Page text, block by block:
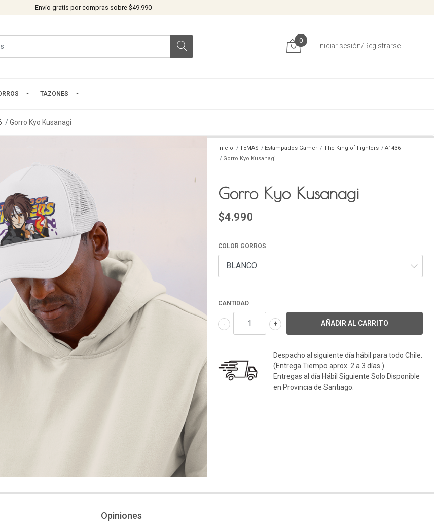
Envío gratis por compras sobre $49.990
0
Iniciar sesión/Registrarse
TAZONES
Gorro Kyo Kusanagi
Inicio TEMAS Estampados Gamer The King of Fighters
A1436
Gorro Kyo Kusanagi
Gorro Kyo Kusanagi
$4.990
COLOR GORROS
CANTIDAD
+
-
Despacho al siguiente día hábil para todo Chile.
(Entrega Tiempo aprox. 2 a 3 días.)
Entregas al día Hábil Siguiente Solo Disponible
en Provincia de Santiago.
Opiniones